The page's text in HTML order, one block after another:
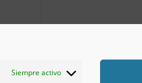
Siempre activo